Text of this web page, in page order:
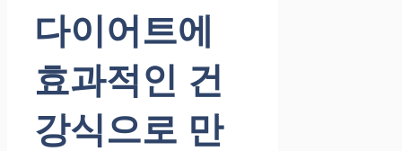
다이어트에
효과적인 건
강식으로 만